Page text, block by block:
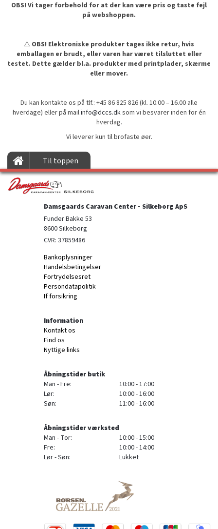
OBS! Vi tager forbehold for at der kan være pris og taste fejl
på webshoppen.
⚠️ OBS! Elektroniske produkter tages ikke retur, hvis
emballagen er brudt, eller varen har været tilsluttet eller
testet. Dette gælder bl.a. produkter med printplader, skærme
eller mover.
Du kan kontakte os på tlf.: +45 86 825 826 (kl. 10.00 – 16.00 alle
hverdage) eller på mailinfo@dccs.dksom vi besvarer inden for én
hverdag.
Vi leverer kun til brofaste øer.
Til toppen
Damsgaards Caravan Center - Silkeborg ApS
Funder Bakke 53
8600 Silkeborg
CVR: 37859486
Bankoplysninger
Handelsbetingelser
Fortrydelsesret
Persondatapolitik
If forsikring
Information
Kontakt os
Find os
Nyttige links
Åbningstider butik
Man - Fre:
10:00 - 17:00
Lør:
10:00 - 16:00
Søn:
11:00 - 16:00
Åbningstider værksted
Man - Tor:
10:00 - 15:00
Fre:
10:00 - 14:00
Lør - Søn:
Lukket